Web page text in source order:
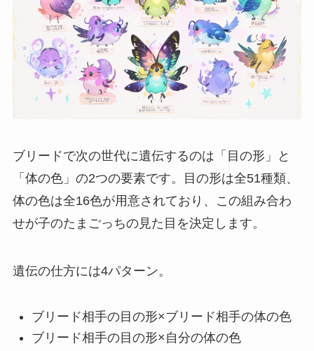
ブリードで次の世代に遺伝するのは「目の形」と
「体の色」の2つの要素です。目の形は全51種類、
体の色は全16色が用意されており、この組み合わ
せが子のたまごっちの見た目を決定します。
遺伝の仕方には4パターン。
ブリード相手の目の形×ブリード相手の体の色
ブリード相手の目の形×自分の体の色